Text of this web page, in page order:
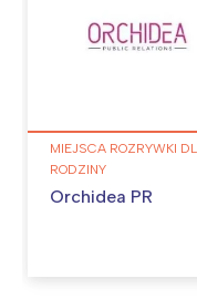
MIEJSCA ROZRYWKI
RODZINY
Orchidea PR